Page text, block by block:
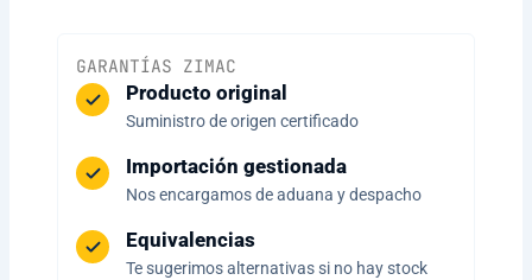
GARANTÍAS ZIMAC
Producto original
Suministro de origen certificado
Importación gestionada
Nos encargamos de aduana y despacho
Equivalencias
Te sugerimos alternativas si no hay stock